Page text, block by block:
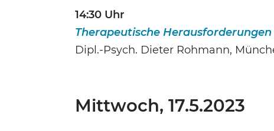
14:30 Uhr
Therapeutische
Dipl.-Psych. Dieter Rohmann,
Mittwoch, 17.5.2023